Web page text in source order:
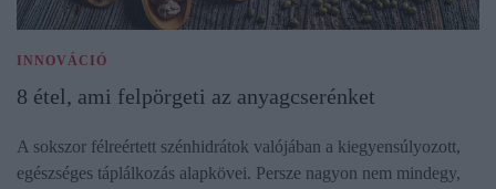
INNOVÁCIÓ
8 étel, ami felpörgeti az anyagcserénket
A sokszor félreértett szénhidrátok valójában a kiegyensúlyozott,
egészséges táplálkozás alapkövei. Persze nagyon nem mindegy,